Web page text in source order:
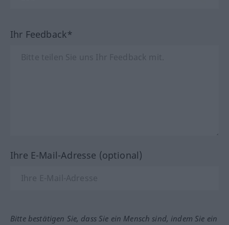
Ihr Feedback*
Ihre E-Mail-Adresse (optional)
Bitte bestätigen Sie, dass Sie ein Mensch sind, indem Sie ein